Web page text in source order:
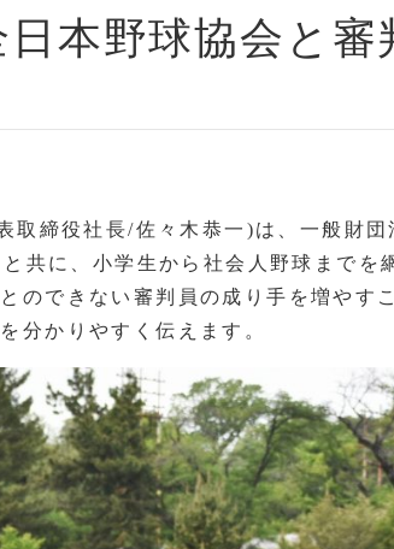
締役社⻑/佐々木恭一)は、一般財団
共に、小学生から社会人野球までを
のできない審判員の成り手を増やす
分かりやすく伝えます。